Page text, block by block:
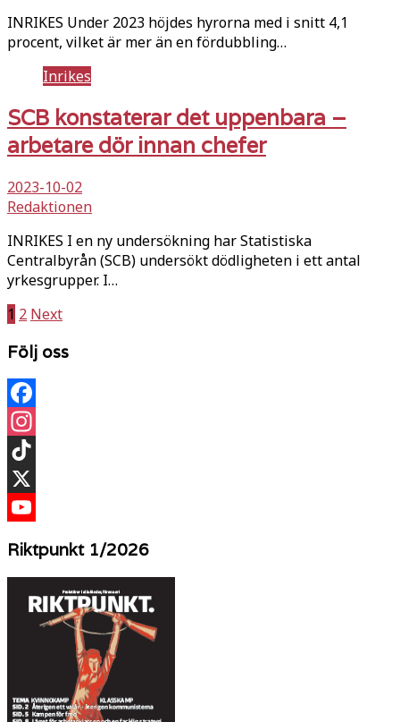
INRIKES Under 2023 höjdes hyrorna med i snitt 4,1
procent, vilket är mer än en fördubbling…
Inrikes
SCB konstaterar det uppenbara –
arbetare dör innan chefer
2023-10-02
Redaktionen
INRIKES I en ny undersökning har Statistiska
Centralbyrån (SCB) undersökt dödligheten i ett antal
yrkesgrupper. I…
Sidnumrering
för
inlägg
1 2 Next
Följ oss
Facebook
Instagram
TikTok
X
Riktpunkt 1/2026